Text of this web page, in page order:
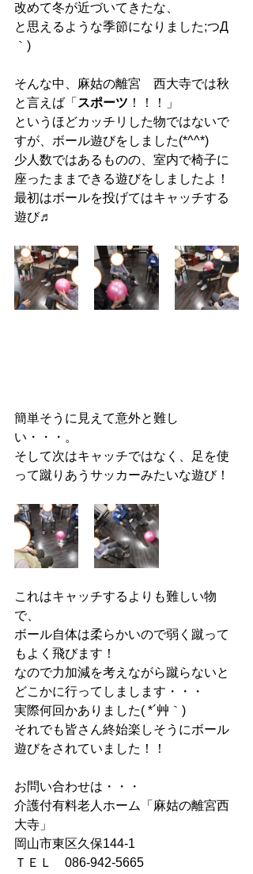
改めて冬が近づいてきたな、
と思えるような季節になりました;つД
｀)
そんな中、麻姑の離宮　西大寺では秋
と言えば「 スポーツ ！！！」
というほどカッチリした物ではないで
すが、ボール遊びをしました(*^^*)
少人数ではあるものの、室内で椅子に
座ったままできる遊びをしましたよ！
最初はボールを投げてはキャッチする
遊び♬
簡単そうに見えて意外と難し
い・・・。
そして次はキャッチではなく、足を使
って蹴りあうサッカーみたいな遊び！
これはキャッチするよりも難しい物
で、
ボール自体は柔らかいので弱く蹴って
もよく飛びます！
なので力加減を考えながら蹴らないと
どこかに行ってしまします・・・
実際何回かありました( *´艸｀)
それでも皆さん終始楽しそうにボール
遊びをされていました！！
お問い合わせは・・・
介護付有料老人ホーム「麻姑の離宮西
大寺」
岡山市東区久保144-1
ＴＥＬ　086-942-5665